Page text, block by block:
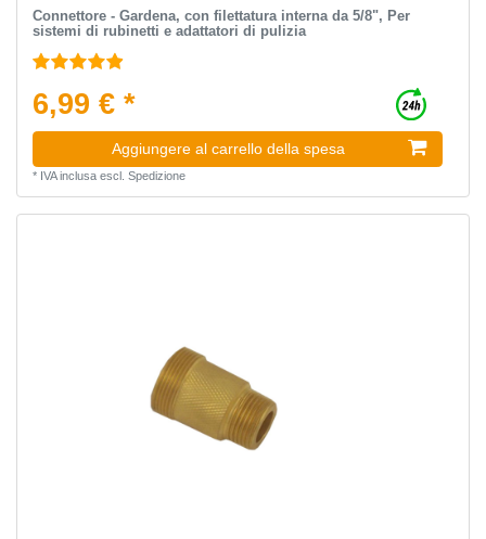
Connettore - Gardena, con filettatura interna da 5/8", Per
sistemi di rubinetti e adattatori di pulizia
6,99 € *
Aggiungere al carrello della spesa
* IVA inclusaescl. Spedizione